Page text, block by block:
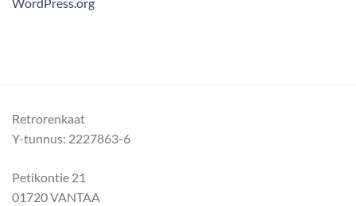
Retrorenkaat
Y-tunnus: 2227863-6
Petikontie 21
01720 VANTAA